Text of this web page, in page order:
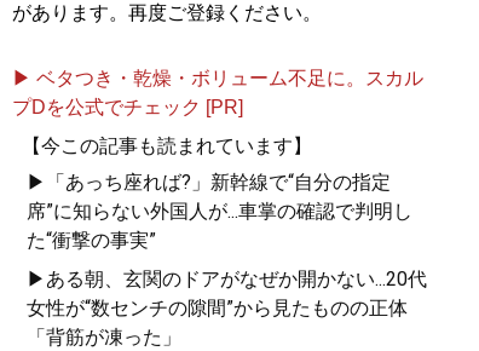
があります。再度ご登録ください。
▶ ベタつき・乾燥・ボリューム不足に。スカル
プDを公式でチェック [PR]
【今この記事も読まれています】
▶「あっち座れば?」新幹線で“自分の指定
席”に知らない外国人が...車掌の確認で判明し
た“衝撃の事実”
▶ある朝、玄関のドアがなぜか開かない...20代
女性が“数センチの隙間”から見たものの正体
「背筋が凍った」